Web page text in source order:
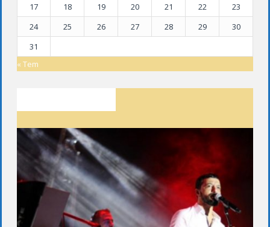
17
18 19 20 21 22
23
24
25 26 27 28 29
30
31
« Tem